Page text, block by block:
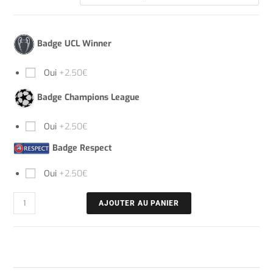
Badge UCL Winner
Oui +2.50€
Badge Champions League
Oui +2.50€
Badge Respect
Oui +2.50€
AJOUTER AU PANIER